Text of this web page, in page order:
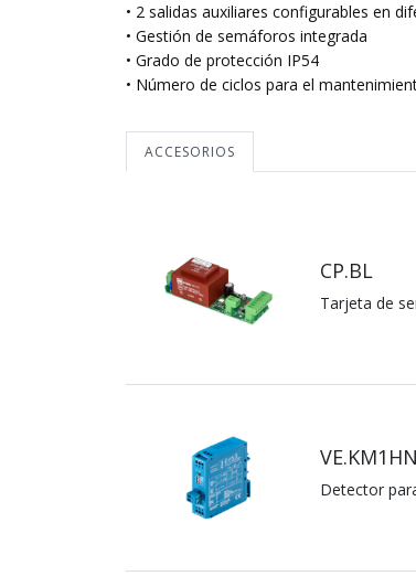
• 2 salidas auxiliares configurables en
• Gestión de semáforos integrada
• Grado de protección IP54
• Número de ciclos para el
ACCESORIOS
CP.BL
Tarjeta de
VE.KM1HN
Detector